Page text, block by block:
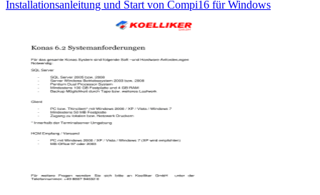
Installationsanleitung und Start von Compi16 für Windows